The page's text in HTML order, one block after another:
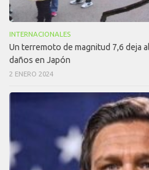
INTERNACIONALES
Un terremoto de magnitud 7,6 deja
daños en Japón
2 ENERO 2024